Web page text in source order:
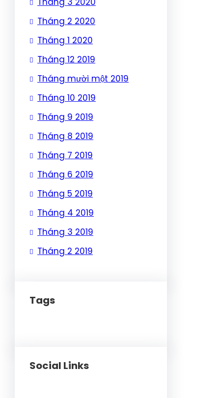
Tháng 2 2020
Tháng 1 2020
Tháng 12 2019
Tháng mười một 2019
Tháng 10 2019
Tháng 9 2019
Tháng 8 2019
Tháng 7 2019
Tháng 6 2019
Tháng 5 2019
Tháng 4 2019
Tháng 3 2019
Tháng 2 2019
Tags
Social Links